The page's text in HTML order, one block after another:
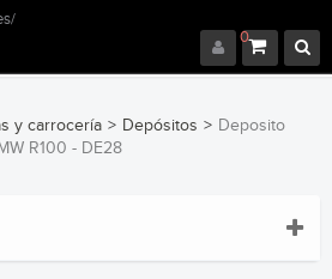
0
y carrocería > Depósitos > Deposito
R100 - DE28